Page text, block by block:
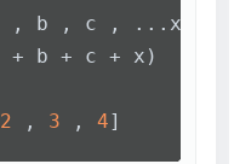
, b , c , ...x){
+ b + c + x)
2 , 3 , 4]